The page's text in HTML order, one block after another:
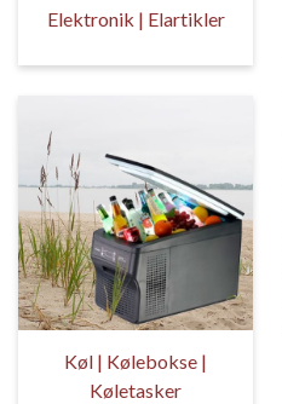
Elektronik | Elartikler
Køl | Kølebokse |
Køletasker